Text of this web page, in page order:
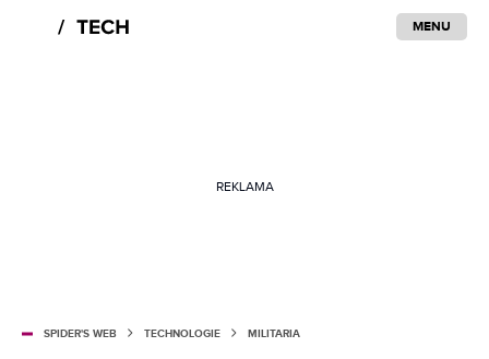
MENU
REKLAMA
SPIDER'S WEB TECHNOLOGIE MILITARIA